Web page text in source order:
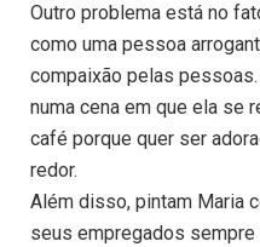
Outro problema está no
como uma pessoa
compaixão pelas
numa cena em que ela se
café porque quer ser
redor.
Além disso, pintam Maria
seus empregados